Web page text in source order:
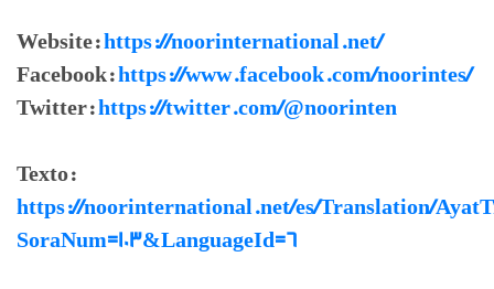
Website:https://noorinternational.net/
Facebook:https://www.facebook.com/noorintes/
Twitter:https://twitter.com/@noorinten
Texto:
https://noorinternational.net/es/Translation/
SoraNum=103&LanguageId=6